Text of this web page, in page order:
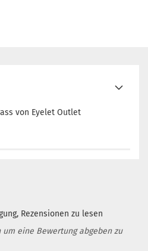
von Eyelet Outlet
Rezensionen zu lesen
eine Bewertung abgeben zu